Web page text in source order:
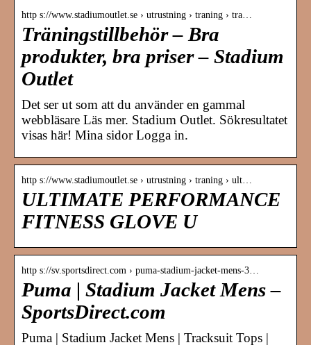
http s://www.stadiumoutlet.se › utrustning › traning › tra…
Träningstillbehör – Bra
produkter, bra priser – Stadium
Outlet
Det ser ut som att du använder en gammal
webbläsare Läs mer. Stadium Outlet. Sökresultatet
visas här! Mina sidor Logga in.
http s://www.stadiumoutlet.se › utrustning › traning › ult…
ULTIMATE PERFORMANCE
FITNESS GLOVE U
http s://sv.sportsdirect.com › puma-stadium-jacket-mens-3…
Puma | Stadium Jacket Mens –
SportsDirect.com
Puma | Stadium Jacket Mens | Tracksuit Tops |